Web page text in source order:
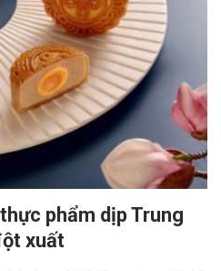
phẩm dịp Trung
xuất